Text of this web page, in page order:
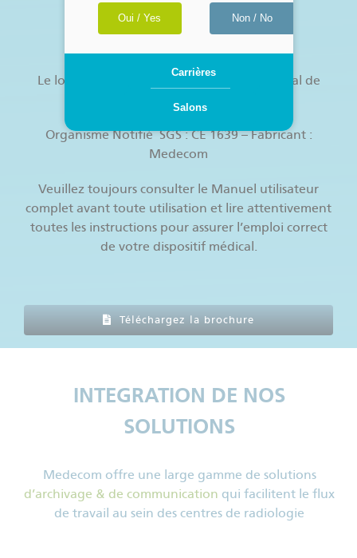
Indications d’utilisation
Le logiciel Med View est un dispositif médical de
Organisme Notifié SGS : CE 1639 – Fabricant :
Medecom
Veuillez toujours consulter le Manuel utilisateur
complet avant toute utilisation et lire attentivement
toutes les instructions pour assurer l’emploi correct
de votre dispositif médical.
Téléchargez la brochure
INTEGRATION DE NOS
SOLUTIONS
Medecom offre une large gamme de solutions
d’archivage & de communication qui facilitent le flux
de travail au sein des centres de radiologie
Carrières
Salons
Oui / Yes Non / No